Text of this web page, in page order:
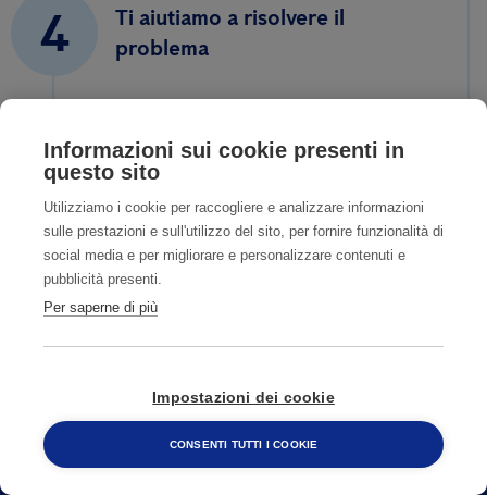
4
Ti aiutiamo a risolvere il
problema
800 482 320
Informazioni sui cookie presenti in
questo sito
Utilizziamo i cookie per raccogliere e analizzare informazioni
sulle prestazioni e sull'utilizzo del sito, per fornire funzionalità di
social media e per migliorare e personalizzare contenuti e
pubblicità presenti.
Per saperne di più
Impostazioni dei cookie
CONSENTI TUTTI I COOKIE